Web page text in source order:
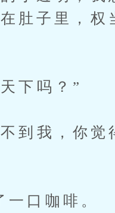
肚子里，权
下吗？”
到我，你觉
口咖啡。